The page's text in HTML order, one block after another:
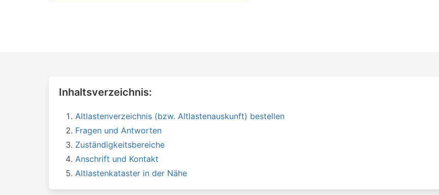
Inhaltsverzeichnis:
Altlastenverzeichnis (bzw. Altlastenauskunft) bestellen
Fragen und Antworten
Zuständigkeitsbereiche
Anschrift und Kontakt
Altlastenkataster in der Nähe